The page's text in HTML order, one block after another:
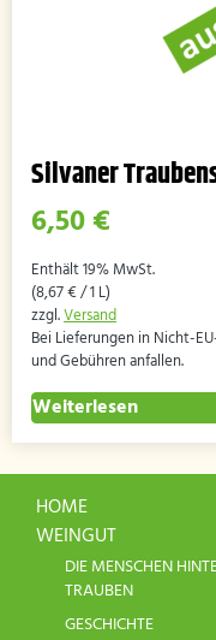
Silvaner
6,50€
Enthält 19% MwSt.
(8,67€/ 1 L)
zzgl.Versand
Bei Lieferungen in Nicht-
und Gebühren anfallen.
Weiterlesen
HOME
WEINGUT
DIE MENSCHEN
TRAUBEN
GESCHICHTE